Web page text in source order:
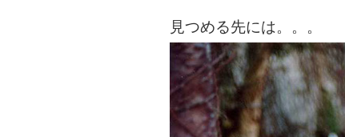
見つめる先には。。。